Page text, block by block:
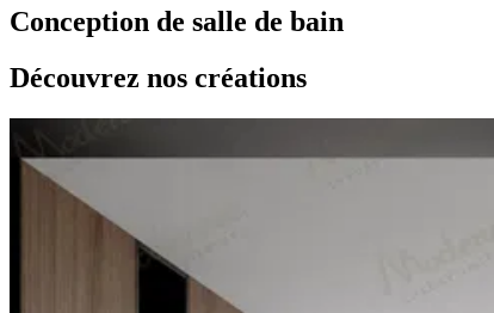
Conception de salle de bain
Découvrez nos créations